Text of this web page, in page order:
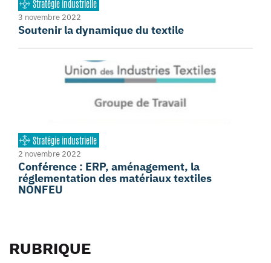
Stratégie industrielle
3 novembre 2022
Soutenir la dynamique du textile
Stratégie industrielle
2 novembre 2022
Conférence : ERP, aménagement, la
réglementation des matériaux textiles
NONFEU
RUBRIQUE